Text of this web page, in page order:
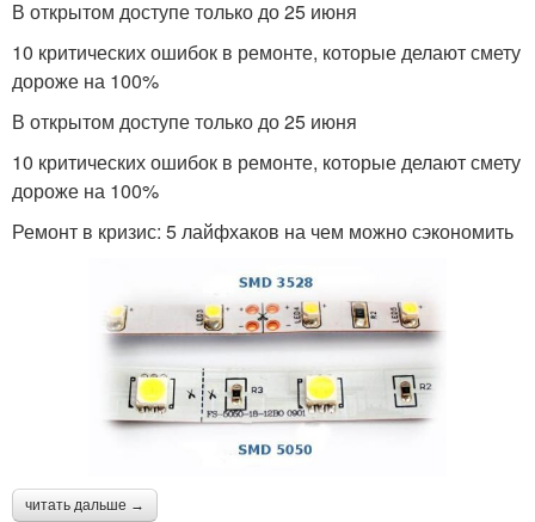
В открытом доступе только до 25 июня
10 критических ошибок в ремонте, которые делают смету
дороже на 100%
В открытом доступе только до 25 июня
10 критических ошибок в ремонте, которые делают смету
дороже на 100%
Ремонт в кризис: 5 лайфхаков на чем можно сэкономить
читать дальше →